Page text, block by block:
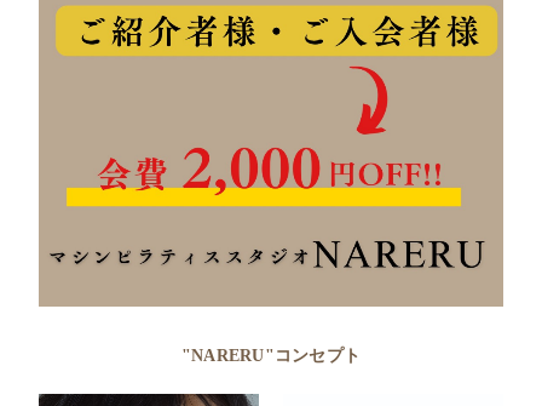
"NARERU"コンセプト